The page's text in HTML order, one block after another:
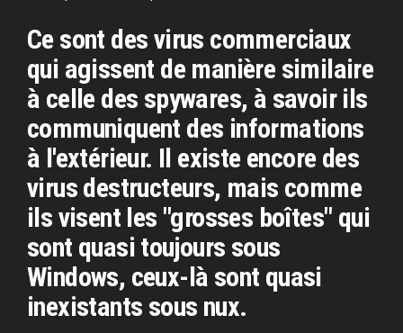
Ce sont des virus commerciaux
qui agissent de manière similaire
à celle des spywares, à savoir ils
communiquent des informations
à l'extérieur. Il existe encore des
virus destructeurs, mais comme
ils visent les "grosses boîtes" qui
sont quasi toujours sous
Windows, ceux-là sont quasi
inexistants sous nux.